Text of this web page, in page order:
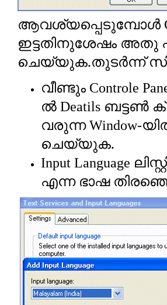
ആവശ്യപ്പെടുമ്പോള്‍
ഇട്ടതിനുശേഷം അതു
ചെയ്യുക.തുടര്‍ന്ന്
വീണ്ടും Controle
ല്‍ Deatils ബട്ടണ്‍
വരുന്നWindow-
ചെയ്യുക.
Input Language
എന്ന ഭാഷ